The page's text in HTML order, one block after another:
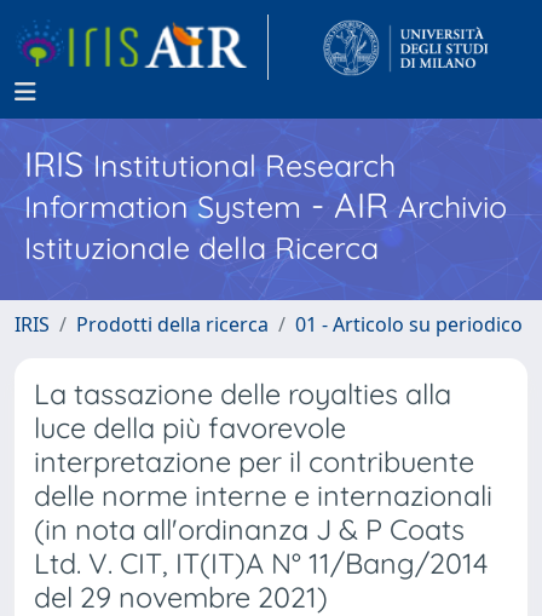
IRISInstitutional Research
Information System - AIR Archivio
Istituzionale della Ricerca
IRIS Prodotti della ricerca 01 - Articolo su periodico
La tassazione delle royalties alla
luce della più favorevole
interpretazione per il contribuente
delle norme interne e internazionali
(in nota all'ordinanza J & P Coats
Ltd. V. CIT, IT(IT)A N° 11/Bang/2014
del 29 novembre 2021)